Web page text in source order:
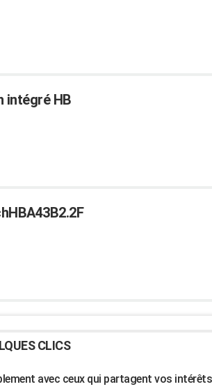
intégré HB
CLICS
avec ceux qui partagent vos intérêts